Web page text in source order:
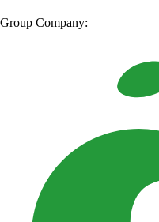
Group Company: